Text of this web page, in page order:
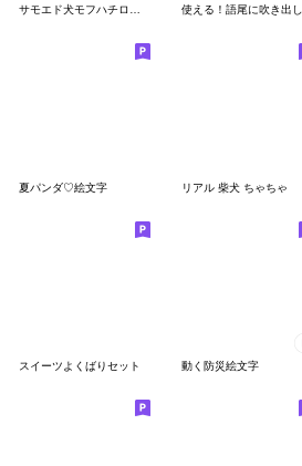
使える！語尾に吹き出し
夏パンダ♡絵文字 リアル 柴犬 ちゃちゃ
スイーツよくばりセット 動く防災絵文字